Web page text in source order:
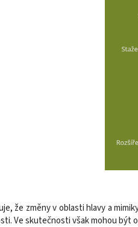
že změny v oblasti hlavy a
Ve skutečnosti však mohou být